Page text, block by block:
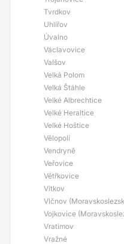
Tvrdkov
Uhlířov
Úvalno
Václavovice
Valšov
Velká Polom
Velká Štáhle
Velké Albrechtice
Velké Heraltice
Velké Hoštice
Vělopolí
Vendryně
Veřovice
Větřkovice
Vítkov
Vlčnov
Vojkovice
Vratimov
Vražné